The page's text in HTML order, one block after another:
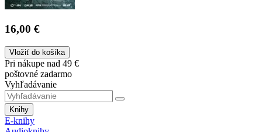
16,00 €
Vložiť do košíka
Pri nákupe nad 49 €
poštovné zadarmo
Vyhľadávanie
Knihy
E-knihy